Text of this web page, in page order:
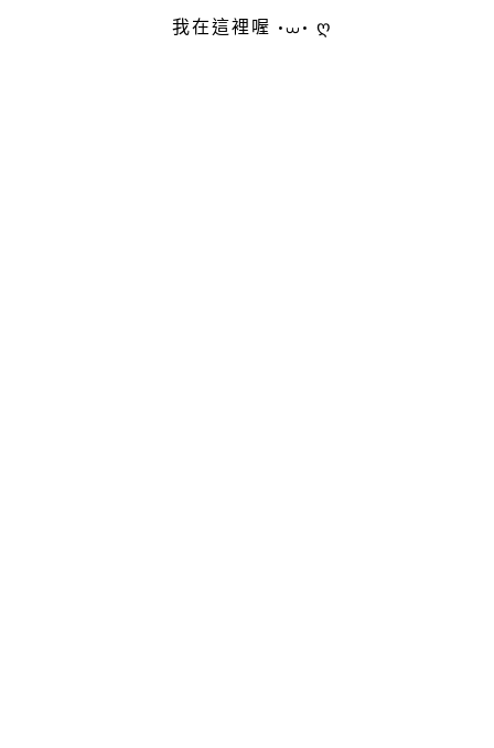
我在這裡喔 •⩊• ღ